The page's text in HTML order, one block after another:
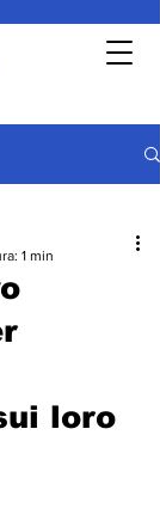
loro
1 min